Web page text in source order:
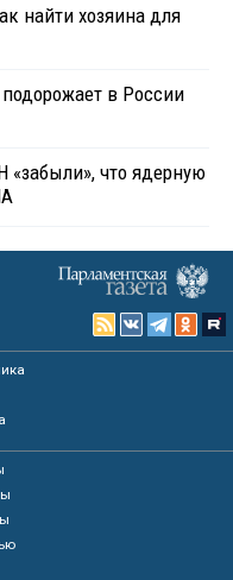
найти хозяина для
подорожает в России
что ядерную